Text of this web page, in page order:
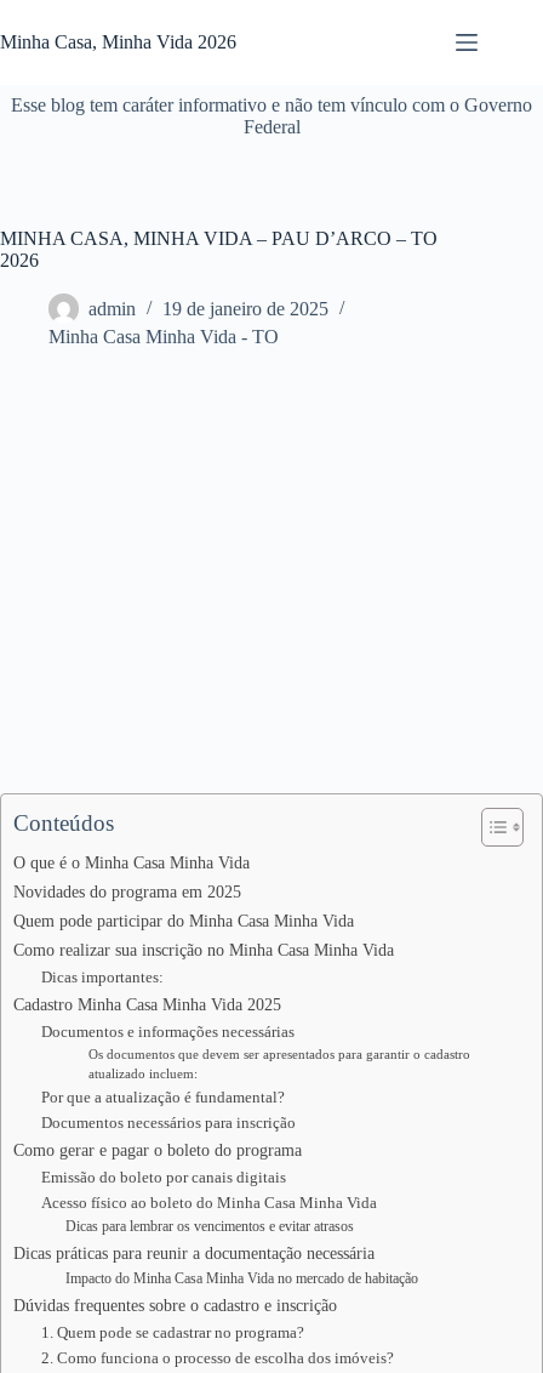
para
o
Minha Casa, Minha Vida 2026
Esse blog tem caráter informativo e não tem vínculo com o Governo
Federal
MINHA CASA, MINHA VIDA – PAU D’ARCO – TO
2026
admin
19 de janeiro de 2025
Minha Casa Minha Vida - TO
Conteúdos
O que é o Minha Casa Minha Vida
Novidades do programa em 2025
Quem pode participar do Minha Casa Minha Vida
Como realizar sua inscrição no Minha Casa Minha Vida
Dicas importantes:
Cadastro Minha Casa Minha Vida 2025
Documentos e informações necessárias
Os documentos que devem ser apresentados para garantir o cadastro
atualizado incluem:
Por que a atualização é fundamental?
Documentos necessários para inscrição
Como gerar e pagar o boleto do programa
Emissão do boleto por canais digitais
Acesso físico ao boleto do Minha Casa Minha Vida
Dicas para lembrar os vencimentos e evitar atrasos
Dicas práticas para reunir a documentação necessária
Impacto do Minha Casa Minha Vida no mercado de habitação
Dúvidas frequentes sobre o cadastro e inscrição
1. Quem pode se cadastrar no programa?
2. Como funciona o processo de escolha dos imóveis?